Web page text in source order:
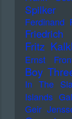
Spilker
Ferdinand
Friedrich
Fritz
Ernst
Boy
In The
Islands
Geir